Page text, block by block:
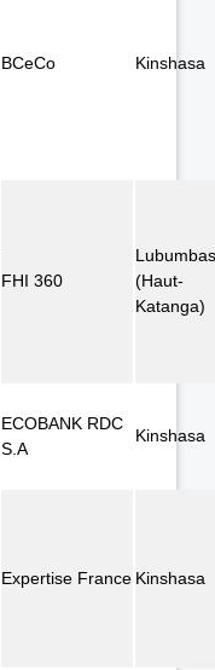
BCeCo Kinshasa
FHI 360
(Haut-
Katanga)
ECOBANK RDC
S.A
Kinshasa
Expertise France Kinshasa